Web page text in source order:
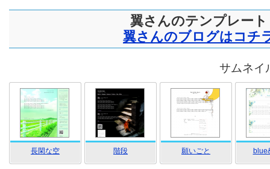
翼さんのテンプレート
翼さんのブログはコチ
サムネイ
長閑な空 階段 願いごと